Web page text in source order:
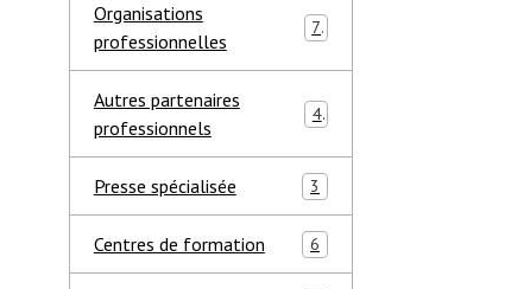
Organisations
professionnelles
7
Autres partenaires
professionnels
4
Presse spécialisée 3
Centres de formation 6